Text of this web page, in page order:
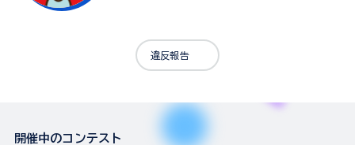
違反報告
開催中のコンテスト